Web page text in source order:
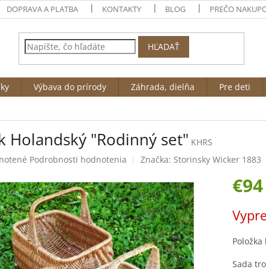
DOPRAVA A PLATBA KONTAKTY BLOG PREČO
HĽADAŤ
Výbava do prírody Záhrada, dielňa Pre deti
Holandský "Rodinný set" KHRS
Podrobnosti hodnotenia Značka: Storinsky Wicker 1883
€94
cena:
Sada